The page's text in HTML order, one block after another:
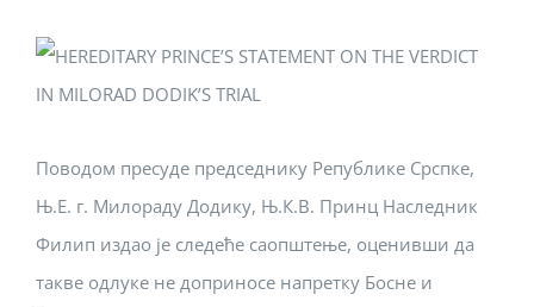
Поводом пресуде председнику Републике Срспке,
Њ.Е. г. Милораду Додику, Њ.К.В. Принц Наследник
Филип издао је следеће саопштење, оценивши да
такве одлуке не доприносе напретку Босне и